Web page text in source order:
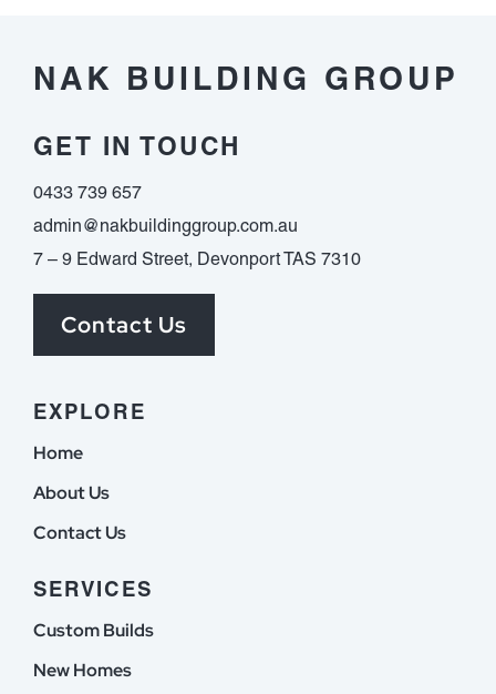
NAK BUILDING GROUP
GET IN TOUCH
0433 739 657
admin@nakbuildinggroup.com.au
7 – 9 Edward Street, Devonport TAS 7310
Contact Us
EXPLORE
Home
About Us
Contact Us
SERVICES
Custom Builds
New Homes